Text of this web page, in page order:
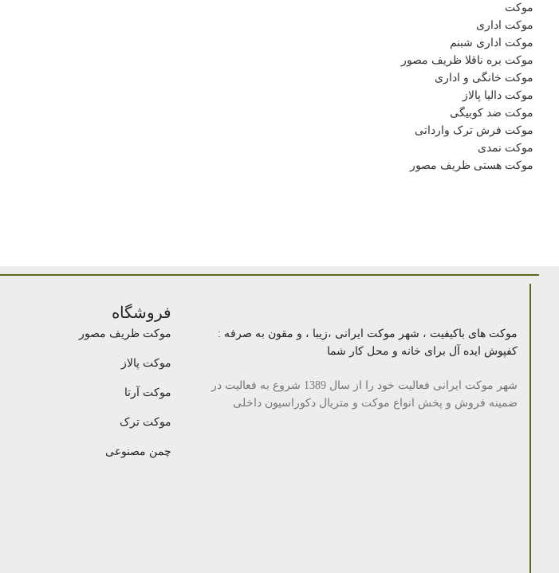
موکت
موکت اداری
موکت اداری شبنم
موکت بره ناقلا ظریف مصور
موکت خانگی و اداری
موکت دالیا پالاز
موکت ضد کوبیگی
موکت فرش ترک وارداتی
موکت نمدی
موکت هستی ظریف مصور
موکت های باکیفیت ، شهر موکت ایرانی ،زیبا ، و مقون به صرفه :
کفپوش ایده آل برای خانه و محل کار شما
شهر موکت ایرانی فعالیت خود را از سال 1389 شروع به فعالیت در
ضمینه فروش و پخش انواع موکت و متریال دکوراسیون داخلی
فروشگاه
موکت ظریف مصور
موکت پالاز
موکت آرتا
موکت ترک
چمن مصنوعی